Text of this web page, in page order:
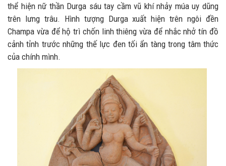
thể hiện nữ thần Durga sáu tay cầm vũ khí nhảy múa uy dũng
trên lưng trâu. Hình tượng Durga xuất hiện trên ngôi đền
Champa vừa để hộ trì chốn linh thiêng vừa để nhắc nhở tín đồ
cảnh tỉnh trước những thế lực đen tối ẩn tàng trong tâm thức
của chính mình.